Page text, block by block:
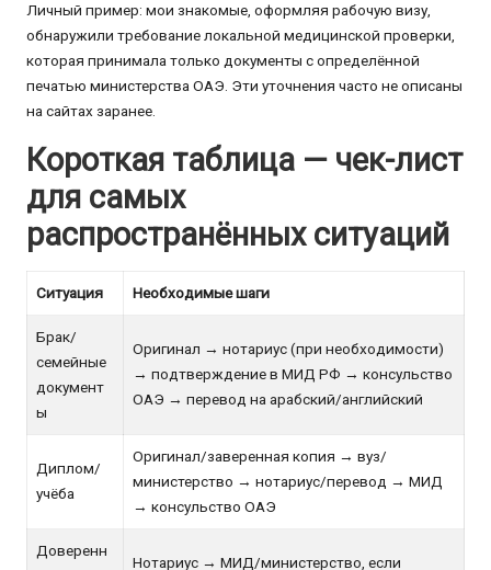
Личный пример: мои знакомые, оформляя рабочую визу,
обнаружили требование локальной медицинской проверки,
которая принимала только документы с определённой
печатью министерства ОАЭ. Эти уточнения часто не описаны
на сайтах заранее.
Короткая таблица — чек-лист
для самых
распространённых ситуаций
Ситуация Необходимые шаги
Брак/
семейные
документ
ы
Оригинал → нотариус (при необходимости)
→ подтверждение в МИД РФ → консульство
ОАЭ → перевод на арабский/английский
Диплом/
учёба
Оригинал/заверенная копия → вуз/
министерство → нотариус/перевод → МИД
→ консульство ОАЭ
Доверенн
Нотариус → МИД/министерство, если